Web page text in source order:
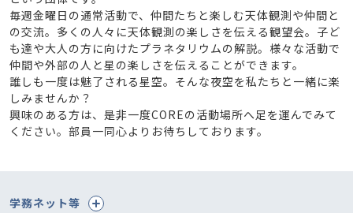
毎週金曜日の通常活動で、仲間たちと楽しむ天体観測や仲間と
の交流。多くの人々に天体観測の楽しさを伝える観望会。子ど
も達や大人の方に向けたプラネタリウムの解説。様々な活動で
仲間や外部の人と星の楽しさを伝えることができます。
誰しも一度は魅了される星空。そんな夜空を私たちと一緒に楽
しみませんか？
興味のある方は、是非一度COREの活動場所へ足を運んでみて
ください。部員一同心よりお待ちしております。
学務ネット等